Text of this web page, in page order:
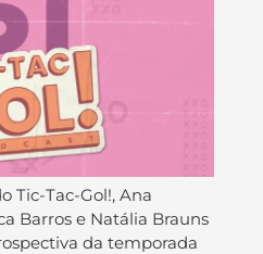
Tic-Tac-Gol!, Ana
Barros e Natália Brauns
da temporada